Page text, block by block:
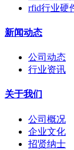
rfid行业硬
新闻动态
公司动态
行业资讯
关于我们
公司概况
企业文化
招贤纳士